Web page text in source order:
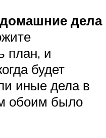
дела
план, и
будет
иные дела в
обоим было